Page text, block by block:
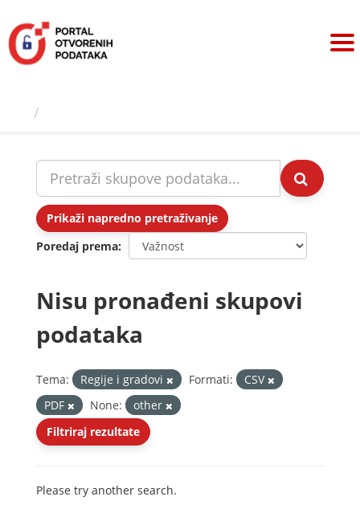
sadržaj
Prikaži napredno pretraživanje
Poredaj prema
Nisu pronađeni skupovi
podataka
Tema: Regije i gradovi Formati:
CSV
PDF
None:
other
Filtriraj rezultate
Please try another search.